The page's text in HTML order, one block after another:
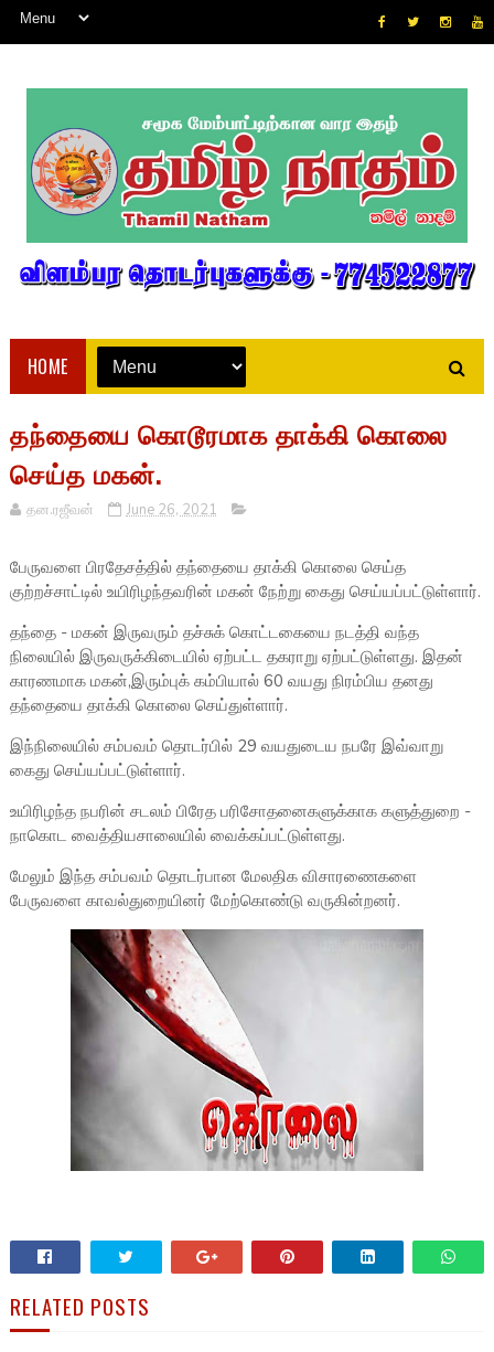
HOME
தந்தையை கொடூரமாக தாக்கி கொலை
செய்த மகன்.
தன.ரஜீவன் June 26, 2021
பேருவளை பிரதேசத்தில் தந்தையை தாக்கி கொலை செய்த
குற்றச்சாட்டில் உயிரிழந்தவரின் மகன் நேற்று கைது செய்யப்பட்டுள்ளார்.
தந்தை - மகன் இருவரும் தச்சுக் கொட்டகையை நடத்தி வந்த
நிலையில் இருவருக்கிடையில் ஏற்பட்ட தகராறு ஏற்பட்டுள்ளது. இதன்
காரணமாக மகன்,இரும்புக் கம்பியால் 60 வயது நிரம்பிய தனது
தந்தையை தாக்கி கொலை செய்துள்ளார்.
இந்நிலையில் சம்பவம் தொடர்பில் 29 வயதுடைய நபரே இவ்வாறு
கைது செய்யப்பட்டுள்ளார்.
உயிரிழந்த நபரின் சடலம் பிரேத பரிசோதனைகளுக்காக களுத்துறை -
நாகொட வைத்தியசாலையில் வைக்கப்பட்டுள்ளது.
மேலும் இந்த சம்பவம் தொடர்பான மேலதிக விசாரணைகளை
பேருவளை காவல்துறையினர் மேற்கொண்டு வருகின்றனர்.
RELATED POSTS